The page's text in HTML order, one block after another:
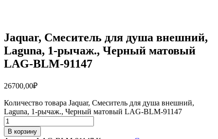
Jaquar, Смеситель для душа внешний,
Laguna, 1-рычаж., Черный матовый
LAG-BLM-91147
26700,00₽
Количество товара Jaquar, Смеситель для душа внешний,
Laguna, 1-рычаж., Черный матовый LAG-BLM-91147
В корзину